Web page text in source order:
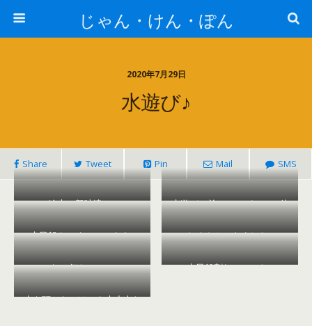
じゃん・けん・ぽん
2020年7月29日
水遊び♪
Share Tweet Pin Mail SMS
絵本に興味津々♪
水遊びの前にアンパンマン体
操♪
水風船をつくっています♪
たくさんできました♪
これは何だ・・・？ 水風船割れちゃった♪
水を頭からかけても大丈夫だ